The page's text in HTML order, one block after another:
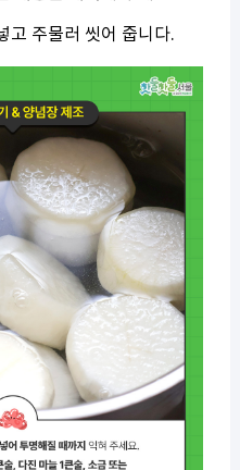
고 주물러 씻어 줍니다.